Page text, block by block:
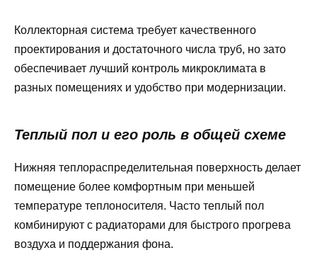
Коллекторная система требует качественного
проектирования и достаточного числа труб, но зато
обеспечивает лучший контроль микроклимата в
разных помещениях и удобство при модернизации.
Теплый пол и его роль в общей схеме
Нижняя теплораспределительная поверхность делает
помещение более комфортным при меньшей
температуре теплоносителя. Часто теплый пол
комбинируют с радиаторами для быстрого прогрева
воздуха и поддержания фона.